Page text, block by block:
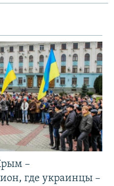
–
где украинцы –